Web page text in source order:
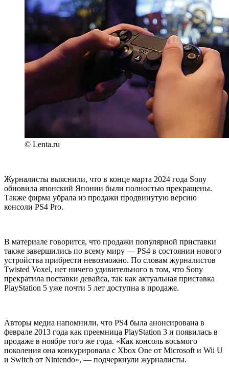
© Lenta.ru
Журналисты выяснили, что в конце марта 2024 года Sony
обновила японский Японии были полностью прекращены.
Также фирма убрала из продажи продвинутую версию
консоли PS4 Pro.
В материале говорится, что продажи популярной приставки
также завершились по всему миру — PS4 в состоянии нового
устройства прибрести невозможно. По словам журналистов
Twisted Voxel, нет ничего удивительного в том, что Sony
прекратила поставки девайса, так как актуальная приставка
PlayStation 5 уже почти 5 лет доступна в продаже.
Авторы медиа напомнили, что PS4 была анонсирована в
феврале 2013 года как преемница PlayStation 3 и появилась в
продаже в ноябре того же года. «Как консоль восьмого
поколения она конкурировала с Xbox One от Microsoft и Wii U
и Switch от Nintendo», — подчеркнули журналисты.